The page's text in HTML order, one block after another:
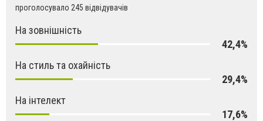
проголосувало 245 відвідувачів
На зовнішність
42,4%
На стиль та охайність
29,4%
На інтелект
17,6%